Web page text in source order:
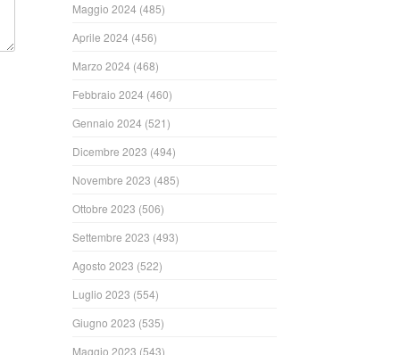
Maggio 2024 (485)
Aprile 2024 (456)
Marzo 2024 (468)
Febbraio 2024 (460)
Gennaio 2024 (521)
Dicembre 2023 (494)
Novembre 2023 (485)
Ottobre 2023 (506)
Settembre 2023 (493)
Agosto 2023 (522)
Luglio 2023 (554)
Giugno 2023 (535)
Maggio 2023 (543)